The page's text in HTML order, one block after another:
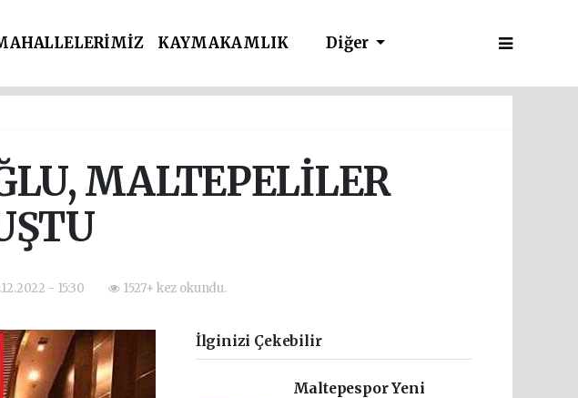
KAYMAKAMLIK
Diğer
MALTEPELİLER
- 15:30 1527+ kez okundu.
İlginizi Çekebilir
Maltepespor Yeni